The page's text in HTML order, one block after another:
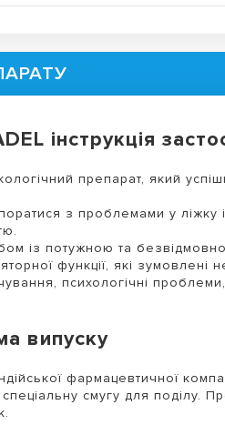
інструкція
препарат, який
з проблемами у ліжку
із потужною та
функції, які зумовлені
психологічні
випуску
фармацевтичної
смугу для поділу.